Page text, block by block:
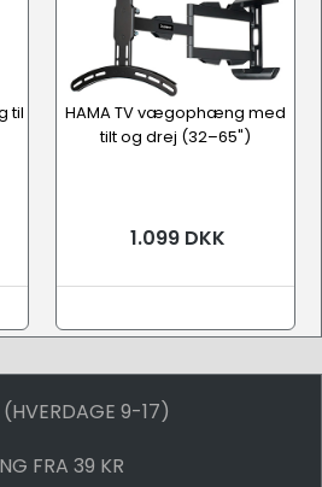
ophæng
til
HAMA TV vægophæng med
tilt og drej (32–65")
1.099 DKK
9-17)
FRA 39 KR